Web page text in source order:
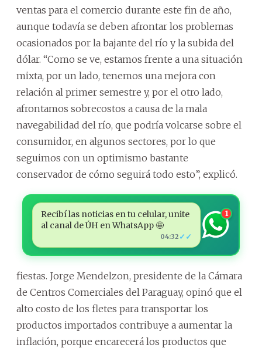
ventas para el comercio durante este fin de año,
aunque todavía se deben afrontar los problemas
ocasionados por la bajante del río y la subida del
dólar. “Como se ve, estamos frente a una situación
mixta, por un lado, tenemos una mejora con
relación al primer semestre y, por el otro lado,
afrontamos sobrecostos a causa de la mala
navegabilidad del río, que podría volcarse sobre el
consumidor, en algunos sectores, por lo que
seguimos con un optimismo bastante
conservador de cómo seguirá todo esto”, explicó.
Recibí las noticias en tu celular, unite
al canal de ÚH en WhatsApp 🤩
04:32 ✓✓
1
fiestas. Jorge Mendelzon, presidente de la Cámara
de Centros Comerciales del Paraguay, opinó que el
alto costo de los fletes para transportar los
productos importados contribuye a aumentar la
inflación, porque encarecerá los productos que